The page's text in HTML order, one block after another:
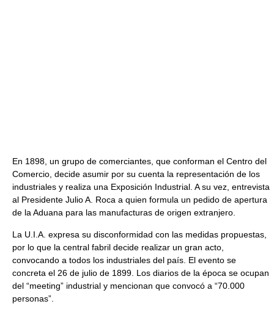
En 1898, un grupo de comerciantes, que conforman el Centro del
Comercio, decide asumir por su cuenta la representación de los
industriales y realiza una Exposición Industrial. A su vez, entrevista
al Presidente Julio A. Roca a quien formula un pedido de apertura
de la Aduana para las manufacturas de origen extranjero.
La U.I.A. expresa su disconformidad con las medidas propuestas,
por lo que la central fabril decide realizar un gran acto,
convocando a todos los industriales del país. El evento se
concreta el 26 de julio de 1899. Los diarios de la época se ocupan
del “meeting” industrial y mencionan que convocó a “70.000
personas”.